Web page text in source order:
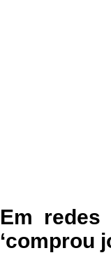
Em redes
‘comprou